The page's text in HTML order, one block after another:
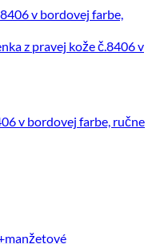
v bordovej farbe, ručne